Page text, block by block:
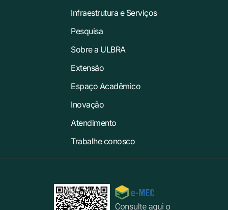
Infraestrutura e Serviços
Pesquisa
Sobre a ULBRA
Extensão
Espaço Acadêmico
Inovação
Atendimento
Trabalhe conosco